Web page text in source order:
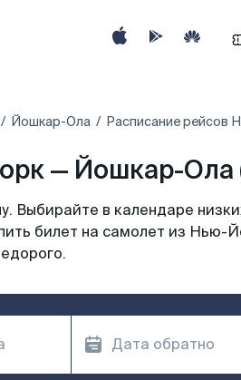
Йошкар-Ола Расписание
— Йошкар-Ола
в календаре
билет на самолет из